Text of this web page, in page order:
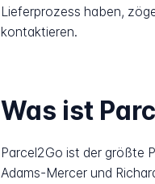
Lieferprozess haben,
kontaktieren.
Was ist
Parcel2Go ist der größte
Adams-Mercer und